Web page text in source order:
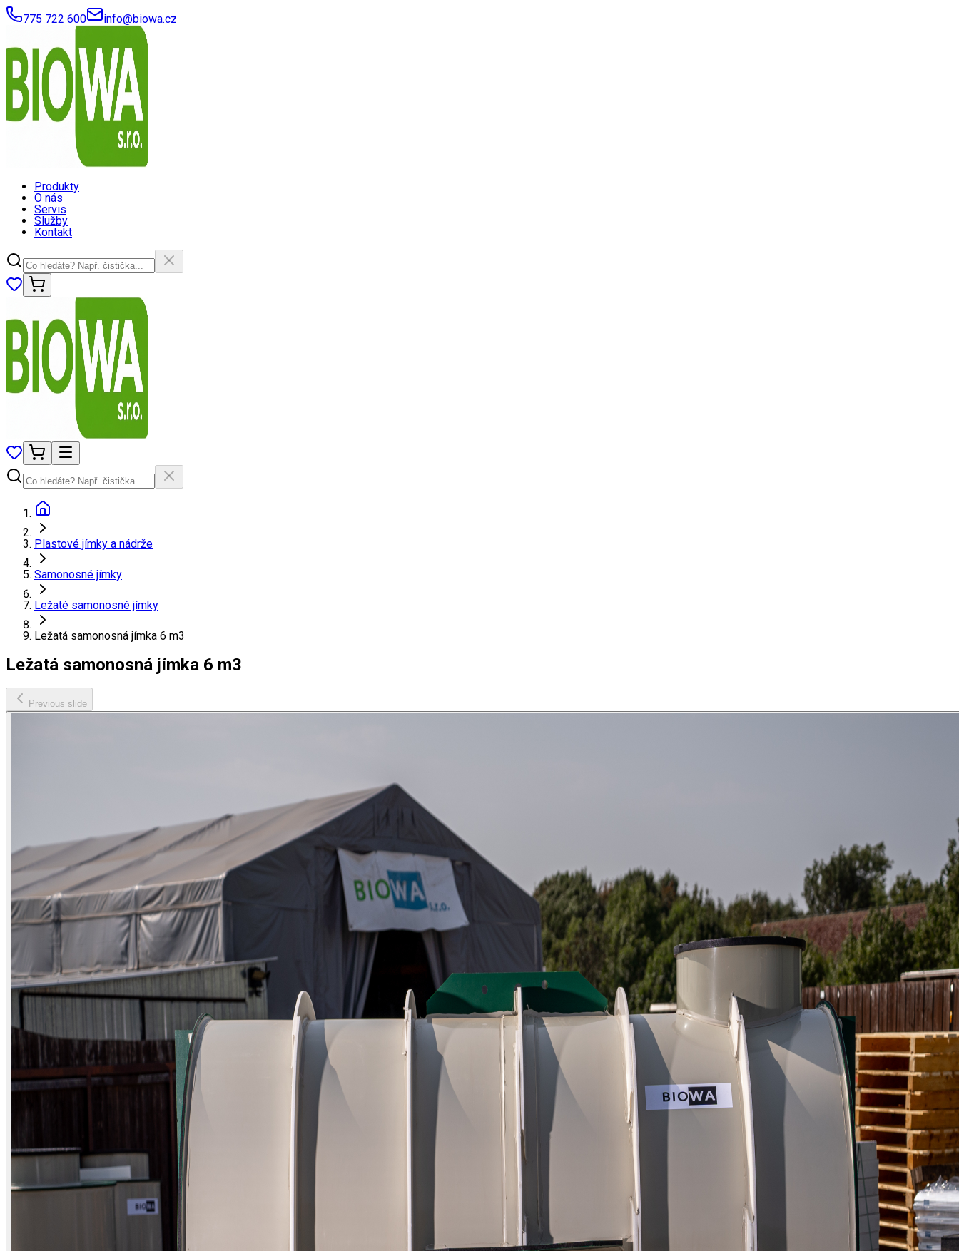
775 722 600 info@biowa.cz
Produkty
O nás
Servis
Služby
Kontakt
Plastové jímky a nádrže
Samonosné jímky
Ležaté samonosné jímky
Ležatá samonosná jímka 6 m3
Ležatá samonosná jímka 6 m3
Previous slide